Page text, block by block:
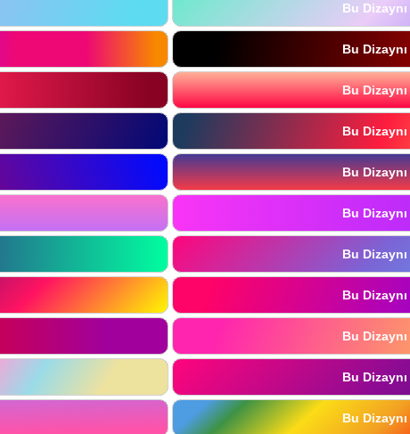
Bu Dizaynı
Bu
Bu Dizaynı
Bu
Bu Dizaynı
Bu
Bu
Bu
Bu
Bu
Bu